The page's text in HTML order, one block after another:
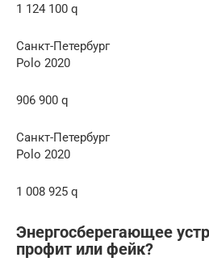
1 124 100 q
Санкт-Петербург
Polo 2020
906 900 q
Санкт-Петербург
Polo 2020
1 008 925 q
Энергосберегающее
профит или фейк?